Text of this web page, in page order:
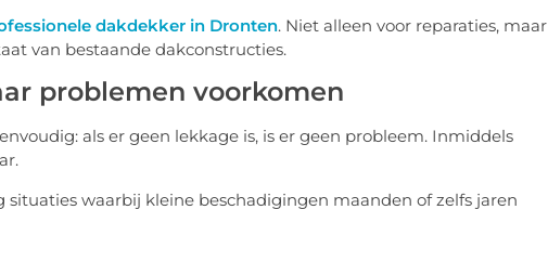
dakdekker in Dronten. Niet alleen voor reparaties, maar
van bestaande dakconstructies.
problemen voorkomen
als er geen lekkage is, is er geen probleem. Inmiddels
waarbij kleine beschadigingen maanden of zelfs jaren